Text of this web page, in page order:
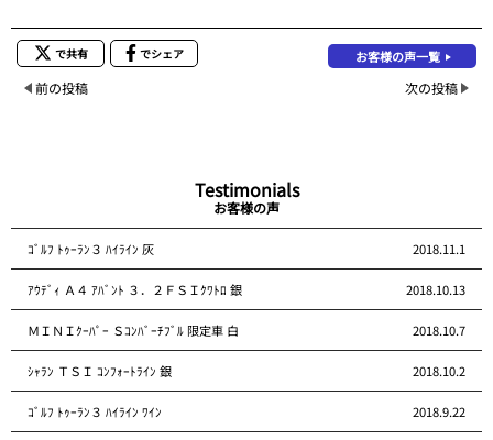
で共有 でシェア お客様の声一覧
前の投稿 次の投稿
Testimonials
お客様の声
ｺﾞﾙﾌ ﾄｩｰﾗﾝ３ ﾊｲﾗｲﾝ 灰 2018.11.1
ｱｳﾃﾞｨ Ａ４ ｱﾊﾞﾝﾄ ３．２ＦＳＩｸﾜﾄﾛ 銀 2018.10.13
ＭＩＮＩｸｰﾊﾟｰ Ｓｺﾝﾊﾞｰﾁﾌﾞﾙ 限定車 白 2018.10.7
ｼｬﾗﾝ ＴＳＩ ｺﾝﾌｫｰﾄﾗｲﾝ 銀 2018.10.2
ｺﾞﾙﾌ ﾄｩｰﾗﾝ３ ﾊｲﾗｲﾝ ﾜｲﾝ 2018.9.22